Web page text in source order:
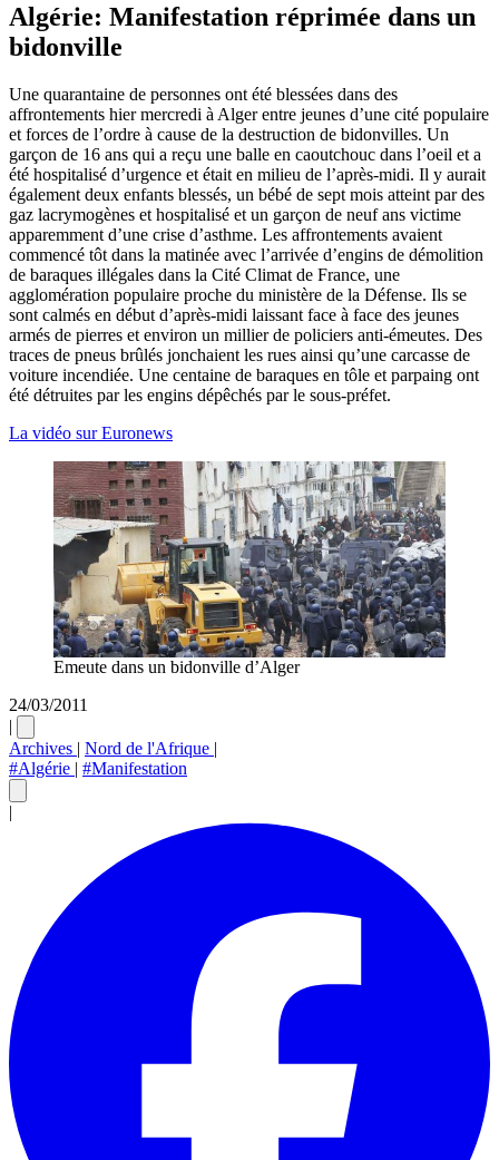
Algérie: Manifestation réprimée dans un
bidonville
Une quarantaine de personnes ont été blessées dans des
affrontements hier mercredi à Alger entre jeunes d’une cité populaire
et forces de l’ordre à cause de la destruction de bidonvilles. Un
garçon de 16 ans qui a reçu une balle en caoutchouc dans l’oeil et a
été hospitalisé d’urgence et était en milieu de l’après-midi. Il y aurait
également deux enfants blessés, un bébé de sept mois atteint par des
gaz lacrymogènes et hospitalisé et un garçon de neuf ans victime
apparemment d’une crise d’asthme. Les affrontements avaient
commencé tôt dans la matinée avec l’arrivée d’engins de démolition
de baraques illégales dans la Cité Climat de France, une
agglomération populaire proche du ministère de la Défense. Ils se
sont calmés en début d’après-midi laissant face à face des jeunes
armés de pierres et environ un millier de policiers anti-émeutes. Des
traces de pneus brûlés jonchaient les rues ainsi qu’une carcasse de
voiture incendiée. Une centaine de baraques en tôle et parpaing ont
été détruites par les engins dépêchés par le sous-préfet.
La vidéo sur Euronews
Emeute dans un bidonville d’Alger
24/03/2011
|
Archives | Nord de l'Afrique |
#Algérie | #Manifestation
|